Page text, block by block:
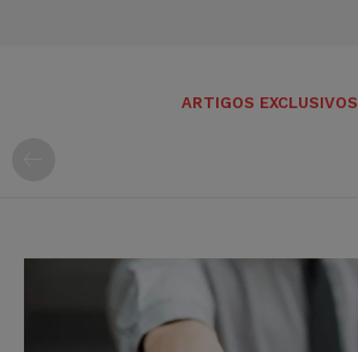
ARTIGOS EXCLUSIVOS